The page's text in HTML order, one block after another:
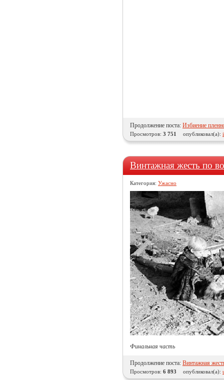
Продолжение поста: Избиение
Просмотров: 3 751 опубликовал(а):
Винтажная жесть по
Категория: Ужасно
Финальная часть
Продолжение поста: Винтажная
Просмотров: 6 893 опубликовал(а):